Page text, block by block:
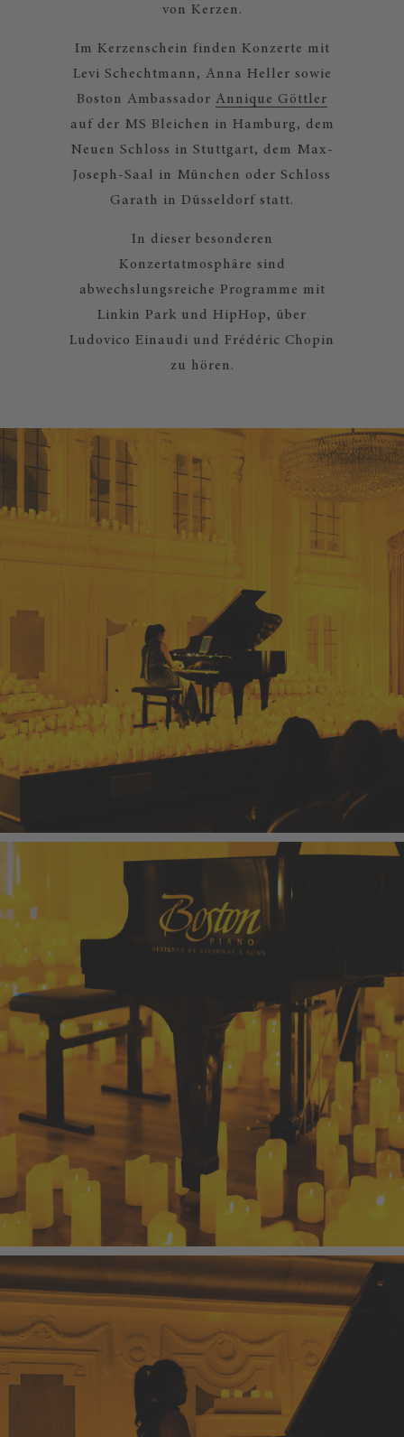
von Kerzen.
Im Kerzenschein finden Konzerte mit
Levi Schechtmann, Anna Heller sowie
Boston Ambassador Annique Göttler
auf der MS Bleichen in Hamburg, dem
Neuen Schloss in Stuttgart, dem Max-
Joseph-Saal in München oder Schloss
Garath in Düsseldorf statt.
In dieser besonderen
Konzertatmosphäre sind
abwechslungsreiche Programme mit
Linkin Park und HipHop, über
Ludovico Einaudi und Frédéric Chopin
zu hören.